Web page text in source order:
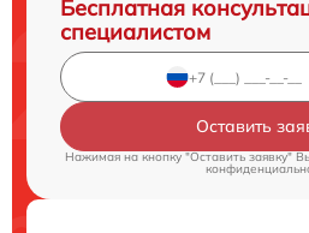
Бесплатная
специалистом
Оставить
Нажимая на кнопку "Оставить заявку"